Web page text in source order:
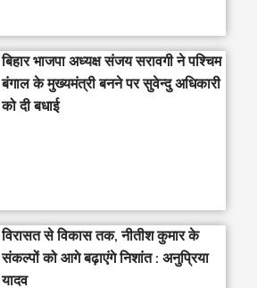
‎बिहार भाजपा अध्यक्ष संजय सरावगी ने पश्चिम
बंगाल के मुख्यमंत्री बनने पर सुवेन्दु अधिकारी
को दी बधाई
विरासत से विकास तक, नीतीश कुमार के
संकल्पों को आगे बढ़ाएंगे निशांत : अनुप्रिया
यादव